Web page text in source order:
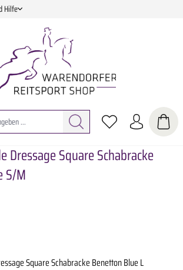
Hilfe
Dressage Square Schabracke
S/M